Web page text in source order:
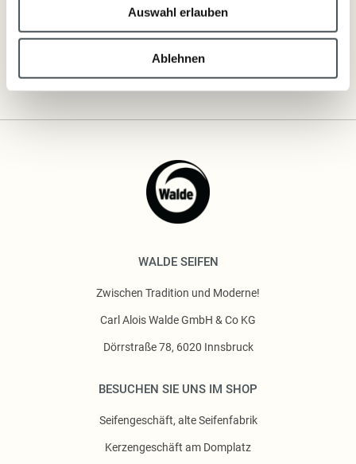
Auswahl erlauben
Ablehnen
Inhaltsstoffe
WALDE SEIFEN
Zwischen Tradition und Moderne!
Carl Alois Walde GmbH & Co KG
Dörrstraße 78, 6020 Innsbruck
BESUCHEN SIE UNS IM SHOP
Seifengeschäft, alte Seifenfabrik
Kerzengeschäft am Domplatz